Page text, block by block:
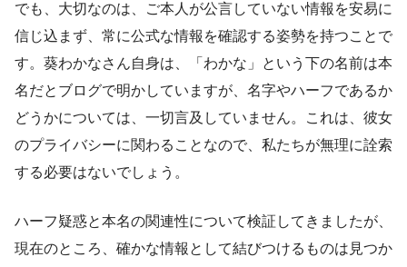
でも、大切なのは、ご本人が公言していない情報を安易に
信じ込まず、常に公式な情報を確認する姿勢を持つことで
す。葵わかなさん自身は、「わかな」という下の名前は本
名だとブログで明かしていますが、名字やハーフであるか
どうかについては、一切言及していません。これは、彼女
のプライバシーに関わることなので、私たちが無理に詮索
する必要はないでしょう。
ハーフ疑惑と本名の関連性について検証してきましたが、
現在のところ、確かな情報として結びつけるものは見つか